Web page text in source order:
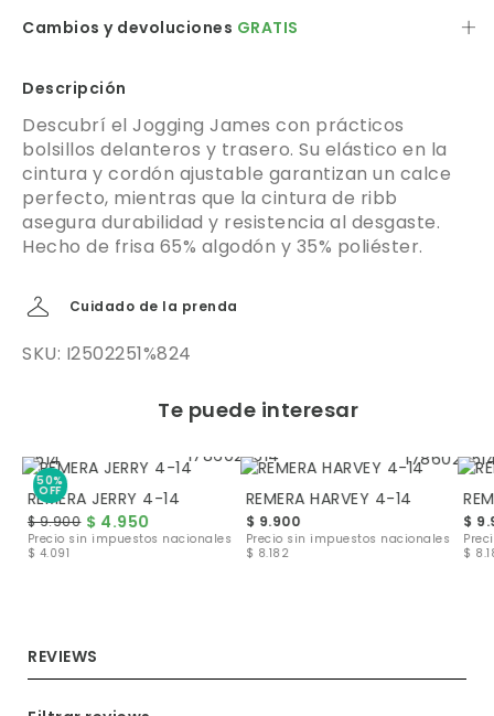
Cambios y devoluciones GRATIS
Descripción
Descubrí el Jogging James con prácticos
bolsillos delanteros y trasero. Su elástico en la
cintura y cordón ajustable garantizan un calce
perfecto, mientras que la cintura de ribb
asegura durabilidad y resistencia al desgaste.
Hecho de frisa 65% algodón y 35% poliéster.
Cuidado de la prenda
SKU: I2502251%824
Te puede interesar
50%
OFF
REMERA JERRY 4-14
$ 9.900 $ 4.950
Precio sin impuestos nacionales
$ 4.091
REMERA HARVEY 4-14
$ 9.900
Precio sin impuestos nacionales
$ 8.182
$
$
REVIEWS